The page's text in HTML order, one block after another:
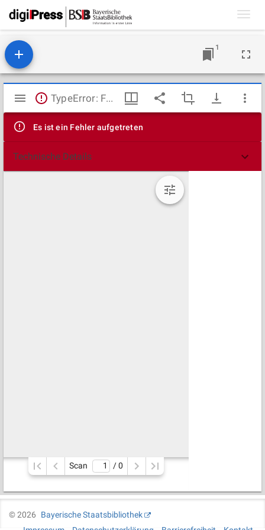
1
Mirador
Viewer
TypeError: Failed to fetch
Es ist ein Fehler aufgetreten
Technische Details
Scan / 0
©2026
Bayerische Staatsbibliothek